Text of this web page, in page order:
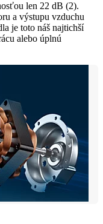
len 22 dB (2).
a výstupu vzduchu
je toto náš najtichší
alebo úplnú